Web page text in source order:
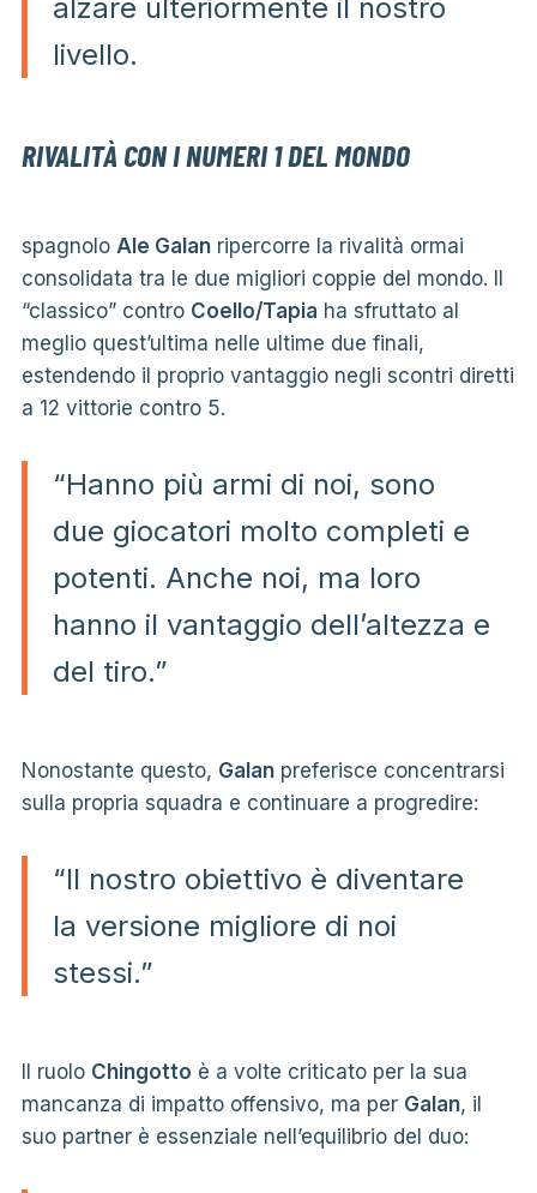
alzare ulteriormente il nostro
livello.
RIVALITÀ CON I NUMERI 1 DEL MONDO
spagnolo Ale Galanripercorre la rivalità ormai
consolidata tra le due migliori coppie del mondo. Il
“classico” contro Coello/Tapia ha sfruttato al
meglio quest’ultima nelle ultime due finali,
estendendo il proprio vantaggio negli scontri diretti
a 12 vittorie contro 5.
“Hanno più armi di noi, sono
due giocatori molto completi e
potenti. Anche noi, ma loro
hanno il vantaggio dell’altezza e
del tiro.”
Nonostante questo, Galanpreferisce concentrarsi
sulla propria squadra e continuare a progredire:
“Il nostro obiettivo è diventare
la versione migliore di noi
stessi.”
Il ruolo Chingotto è a volte criticato per la sua
mancanza di impatto offensivo, ma per Galan, il
suo partner è essenziale nell’equilibrio del duo: